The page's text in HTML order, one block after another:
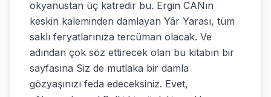
okyanustan üç katredir bu. Ergin CANın
keskin kaleminden damlayan Yâr Yarası, tüm
saklı feryatlarınıza tercüman olacak. Ve
adından çok söz ettirecek olan bu kitabın bir
sayfasına Siz de mutlaka bir damla
gözyaşınızı feda edeceksiniz. Evet,